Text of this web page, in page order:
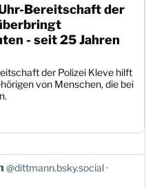
Bereitschaft der
- seit 25 Jahren
der Polizei Kleve hilft
von Menschen, die bei
@dittmann.bsky.social